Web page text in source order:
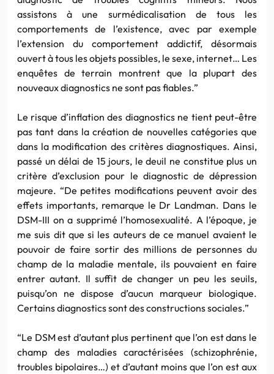
assistons à une surmédicalisation de tous les
comportements de l’existence, avec par exemple
l’extension du comportement addictif, désormais
ouvert à tous les objets possibles, le sexe, internet… Les
enquêtes de terrain montrent que la plupart des
nouveaux diagnostics ne sont pas fiables.”
Le risque d’inflation des diagnostics ne tient peut-être
pas tant dans la création de nouvelles catégories que
dans la modification des critères diagnostiques. Ainsi,
passé un délai de 15 jours, le deuil ne constitue plus un
critère d’exclusion pour le diagnostic de dépression
majeure. “De petites modifications peuvent avoir des
effets importants, remarque le Dr Landman. Dans le
DSM-III on a supprimé l’homosexualité. A l’époque, je
me suis dit que si les auteurs de ce manuel avaient le
pouvoir de faire sortir des millions de personnes du
champ de la maladie mentale, ils pouvaient en faire
entrer autant. Il suffit de changer un peu les seuils,
puisqu’on ne dispose d’aucun marqueur biologique.
Certains diagnostics sont des constructions sociales.”
“Le DSM est d’autant plus pertinent que l’on est dans le
champ des maladies caractérisées (schizophrénie,
troubles bipolaires…) et d’autant moins que l’on est aux